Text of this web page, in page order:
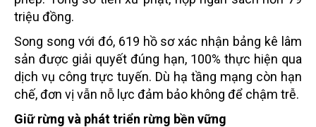
triệu đồng.
Song song với đó, 619 hồ sơ xác nhận bảng kê lâm
sản được giải quyết đúng hạn, 100% thực hiện qua
dịch vụ công trực tuyến. Dù hạ tầng mạng còn hạn
chế, đơn vị vẫn nỗ lực đảm bảo không để chậm trễ.
Giữ rừng và phát triển rừng bền vững